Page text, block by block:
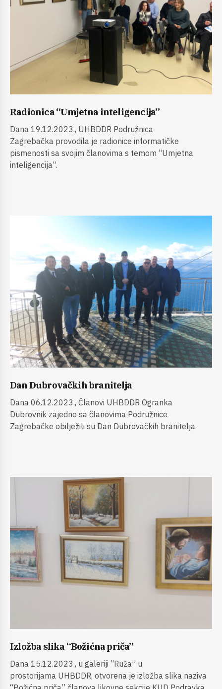
Radionica “Umjetna inteligencija”
Dana 19.12.2023., UHBDDR Podružnica
Zagrebačka provodila je radionice informatičke
pismenosti sa svojim članovima s temom “Umjetna
inteligencija”.
Dan Dubrovačkih branitelja
Dana 06.12.2023., Članovi UHBDDR Ogranka
Dubrovnik zajedno sa članovima Podružnice
Zagrebačke obilježili su Dan Dubrovačkih branitelja.
Izložba slika “Božićna priča”
Dana 15.12.2023., u galeriji “Ruža” u
prostorijama UHBDDR, otvorena je izložba slika naziva